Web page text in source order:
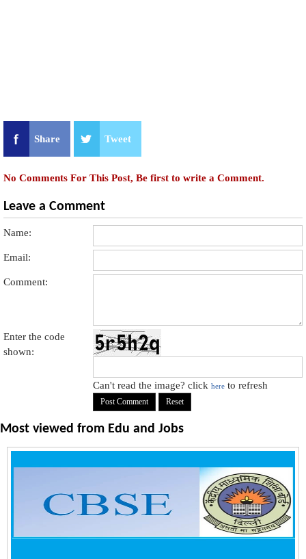
Share Tweet
No Comments For This Post, Be first to write a Comment.
Leave a Comment
Name:
Email:
Comment:
Enter the code
shown:
Can't read the image? clickhere to refresh
Most viewed from Edu and Jobs